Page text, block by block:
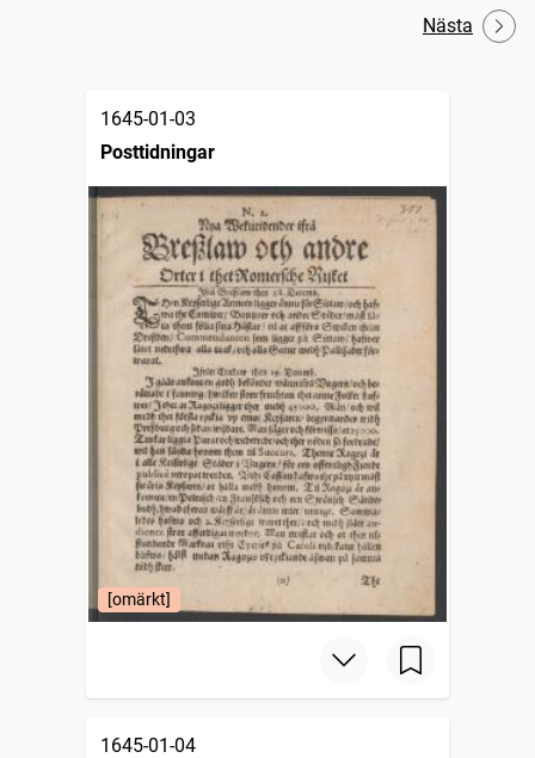
Nästa
1645-01-03
Posttidningar
[omärkt]
1645-01-04